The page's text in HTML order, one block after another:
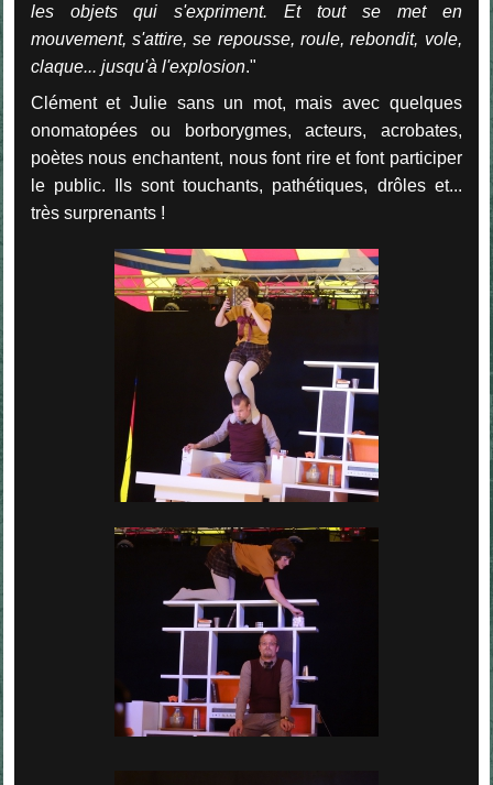
les objets qui s'expriment. Et tout se met en
mouvement, s'attire, se repousse, roule, rebondit, vole,
claque... jusqu'à l'explosion."
Clément et Julie sans un mot, mais avec quelques
onomatopées ou borborygmes, acteurs, acrobates,
poètes nous enchantent, nous font rire et font participer
le public. Ils sont touchants, pathétiques, drôles et...
très surprenants !